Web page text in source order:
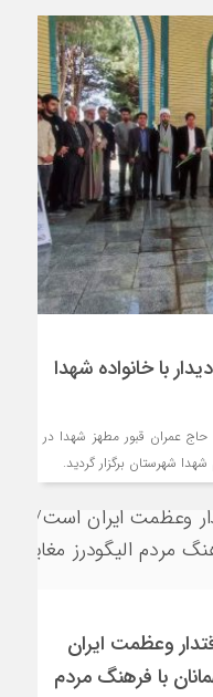
با خانواده شهدا
عمران قبور مطهز شهدا در
شهرستان برگزار گردید.
وعظمت ایران
با فرهنگ مردم